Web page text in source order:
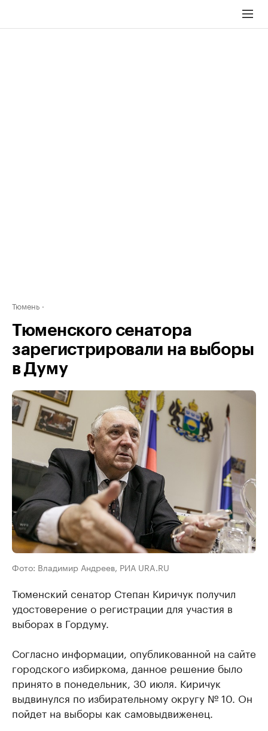
Тюмень
Тюменского сенатора
зарегистрировали на выборы
в Думу
Фото: Владимир Андреев, РИА URA.RU
Тюменский сенатор Степан Киричук получил
удостоверение о регистрации для участия в
выборах в Гордуму.
Согласно информации, опубликованной на сайте
городского ​избиркома, данное решение было
принято в понедельник, 30 июля. Киричук
выдвинулся по избирательному округу № 10. Он
пойдет на выборы как самовыдвиженец.